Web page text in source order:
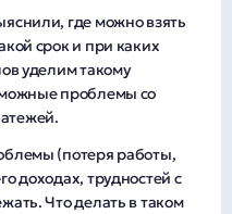
где можно взять
срок и при каких
уделим такому
проблемы со
(потеря работы,
доходах, трудностей с
Что делать в таком